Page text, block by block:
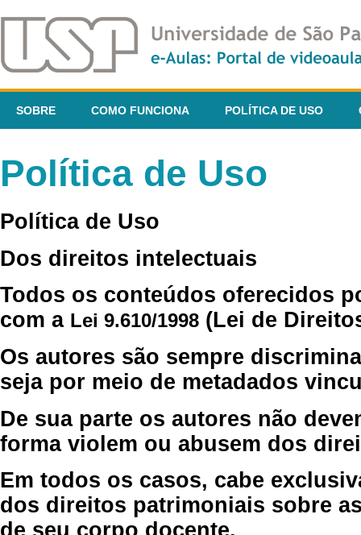
SOBRE COMO FUNCIONA POLÍTICA DE USO
Política de Uso
Política de Uso
Dos direitos intelectuais
Todos os conteúdos oferecidos
com a Lei 9.610/1998 (Lei de
Os autores são sempre
seja por meio de metadados
De sua parte os autores não
forma violem ou abusem dos
Em todos os casos, cabe
dos direitos patrimoniais sobre